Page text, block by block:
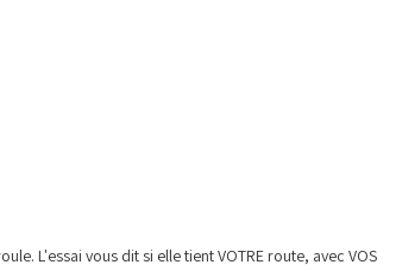
L'essai vous dit si elle tient VOTRE route, avec VOS